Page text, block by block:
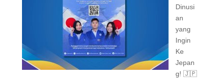
Dinusi
an
yang
Ingin
Ke
Jepan
g! 🇯🇵